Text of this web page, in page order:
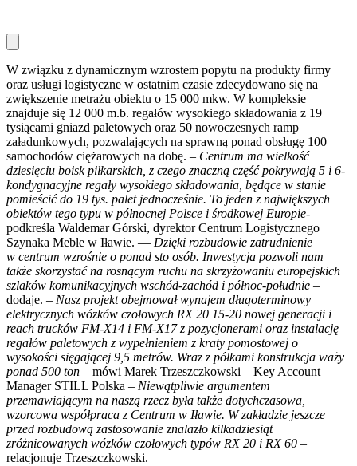
W związku z dynamicznym wzrostem popytu na produkty firmy
oraz usługi logistyczne w ostatnim czasie zdecydowano się na
zwiększenie metrażu obiektu o 15 000 mkw. W kompleksie
znajduje się 12 000 m.b. regałów wysokiego składowania z 19
tysiącami gniazd paletowych oraz 50 nowoczesnych ramp
załadunkowych, pozwalających na sprawną ponad obsługę 100
samochodów ciężarowych na dobę. – Centrum ma wielkość
dziesięciu boisk piłkarskich, z czego znaczną część pokrywają 5 i 6-
kondygnacyjne regały wysokiego składowania, będące w stanie
pomieścić do 19 tys. palet jednocześnie. To jeden z największych
obiektów tego typu w północnej Polsce i środkowej Europie-
podkreśla Waldemar Górski, dyrektor Centrum Logistycznego
Szynaka Meble w Iławie. — Dzięki rozbudowie zatrudnienie
w centrum wzrośnie o ponad sto osób. Inwestycja pozwoli nam
także skorzystać na rosnącym ruchu na skrzyżowaniu europejskich
szlaków komunikacyjnych wschód-zachód i północ-południe –
dodaje. – Nasz projekt obejmował wynajem długoterminowy
elektrycznych wózków czołowych RX 20 15-20 nowej generacji i
reach trucków FM-X14 i FM-X17 z pozycjonerami oraz instalację
regałów paletowych z wypełnieniem z kraty pomostowej o
wysokości sięgającej 9,5 metrów. Wraz z półkami konstrukcja waży
ponad 500 ton – mówi Marek Trzeszczkowski – Key Account
Manager STILL Polska – Niewątpliwie argumentem
przemawiającym na naszą rzecz była także dotychczasowa,
wzorcowa współpraca z Centrum w Iławie. W zakładzie jeszcze
przed rozbudową zastosowanie znalazło kilkadziesiąt
zróżnicowanych wózków czołowych typów RX 20 i RX 60 –
relacjonuje Trzeszczkowski.